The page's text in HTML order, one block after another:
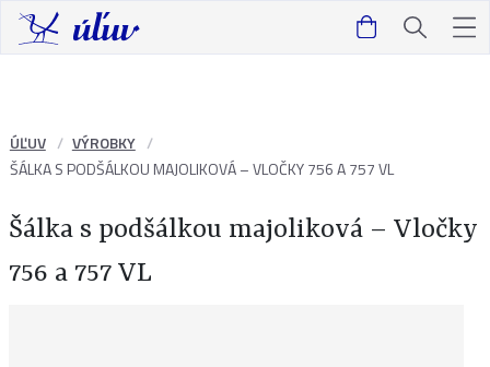
ÚĽUV
VÝROBKY
ŠÁLKA S PODŠÁLKOU MAJOLIKOVÁ – VLOČKY 756 A 757 VL
Šálka s podšálkou majoliková – Vločky
756 a 757 VL